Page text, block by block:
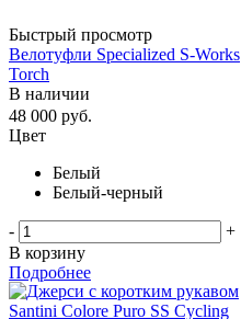
Быстрый просмотр
Велотуфли Specialized S-Works
Torch
В наличии
48 000 руб.
Цвет
Белый
Белый-черный
-
+
В корзину
Подробнее